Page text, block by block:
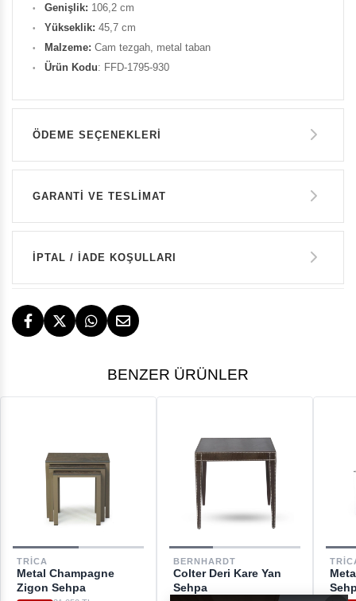
Genişlik: 106,2 cm
Yükseklik: 45,7 cm
Malzeme: Cam tezgah, metal taban
Ürün Kodu: FFD-1795-930
ÖDEME SEÇENEKLERI
43.885 TL
Kredi Kartı Tek Çekim
GARANTİ VE TESLİMAT
GARANTİ
İPTAL / İADE KOŞULLARI
DESTEK
[email protected]
BENZER ÜRÜNLER
TRICA
Metal Champagne
Zigon Sehpa
BERNHARDT
Colter Deri Kare Yan
Sehpa